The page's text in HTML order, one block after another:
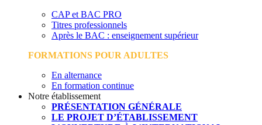
CAP et BAC PRO
Titres professionnels
Après le BAC : enseignement supérieur
FORMATIONS POUR ADULTES
En alternance
En formation continue
Notre établissement
PRÉSENTATION GÉNÉRALE
LE PROJET D’ÉTABLISSEMENT